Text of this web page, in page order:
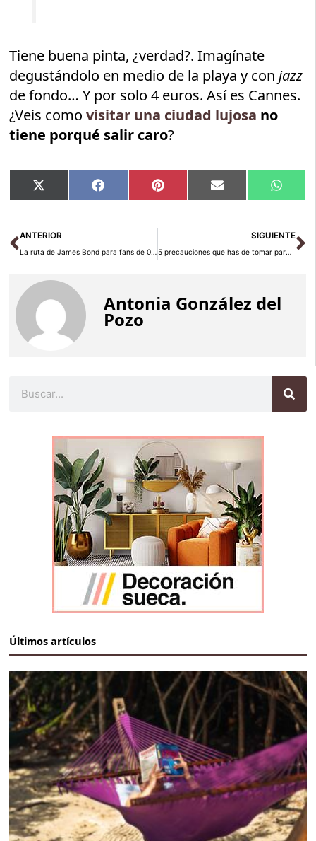
Tiene buena pinta, ¿verdad?. Imagínate
degustándolo en medio de la playa y conjazz
de fondo… Y por solo 4 euros. Así es Cannes.
¿Veis comovisitar una ciudad lujosa no
tiene porqué salir caro?
Compartir
en
X
(Twitter)
Compartir
en
Facebook Compartir
en
Pinterest Compartir
en
Email
en
Ant
ANTERIOR
La ruta de James Bond para fans de 007
SIGUIENTE
5 precauciones que has de tomar para un viaje a Tailandia
Antonia González del
Pozo
Últimos artículos